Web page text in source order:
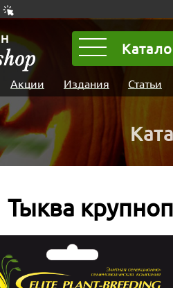
Акции Издания Статьи
Тыква